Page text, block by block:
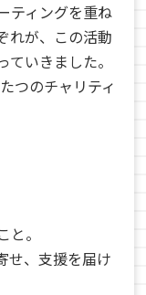
ティングを重ね
れが、この活動
いきました。
つのチャリティ
。
せ、支援を届け